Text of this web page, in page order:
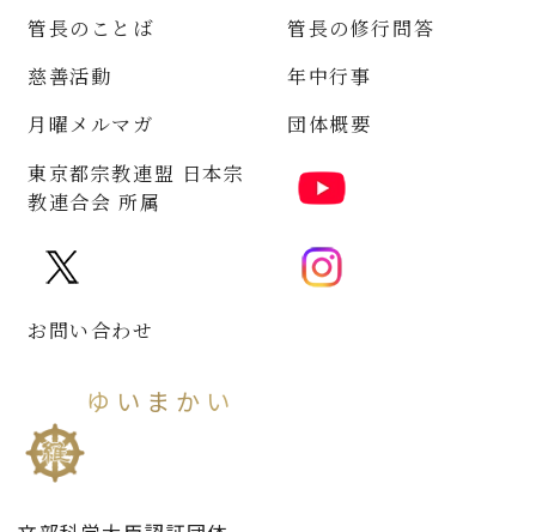
管長のことば
管長の修行問答
慈善活動
年中行事
月曜メルマガ
団体概要
東京都宗教連盟 日本宗
教連合会 所属
お問い合わせ
維摩會
ゆいまかい